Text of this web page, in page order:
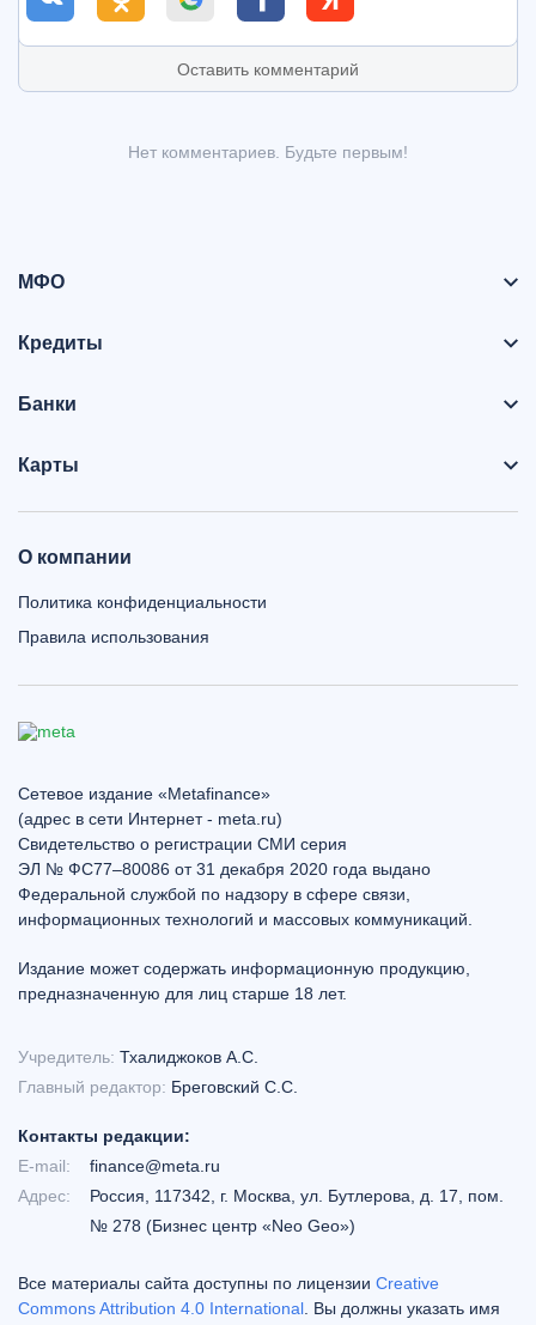
Оставить комментарий
Нет комментариев. Будьте первым!
МФО
Кредиты
Банки
Карты
О компании
Политика конфиденциальности
Правила использования
Сетевое издание «Metafinance»
(адрес в сети Интернет - meta.ru)
Свидетельство о регистрации СМИ серия
ЭЛ № ФС77–80086 от 31 декабря 2020 года выдано
Федеральной службой по надзору в сфере связи,
информационных технологий и массовых коммуникаций.
Издание может содержать информационную продукцию,
предназначенную для лиц старше 18 лет.
Учредитель: Тхалиджоков А.С.
Главный редактор: Бреговский С.С.
Контакты редакции:
E-mail:
finance@meta.ru
Адрес:
Россия, 117342, г. Москва, ул. Бутлерова, д. 17, пом.
№ 278 (Бизнес центр «Neo Geo»)
Все материалы сайта доступны по лицензии Creative
Commons Attribution 4.0 International . Вы должны указать имя